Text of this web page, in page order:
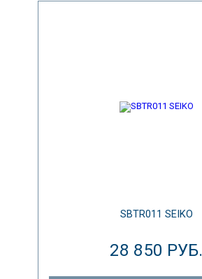
SBTR011 SEIKO
28 850 РУБ.